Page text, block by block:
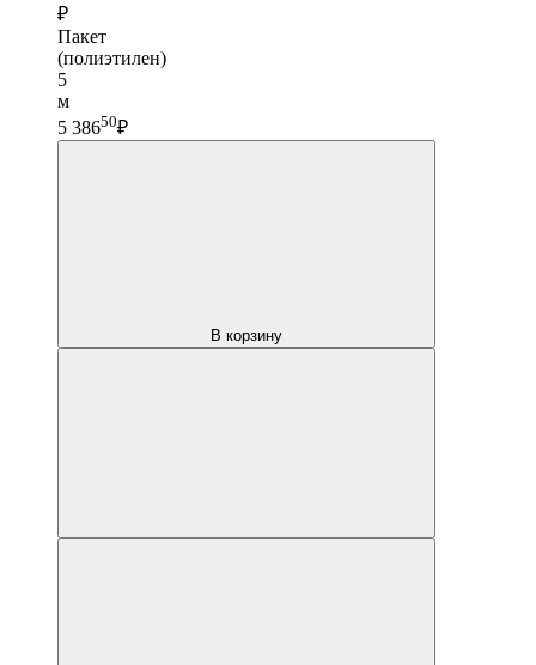
₽
Пакет
(полиэтилен)
5
м
5 38650₽
В корзину